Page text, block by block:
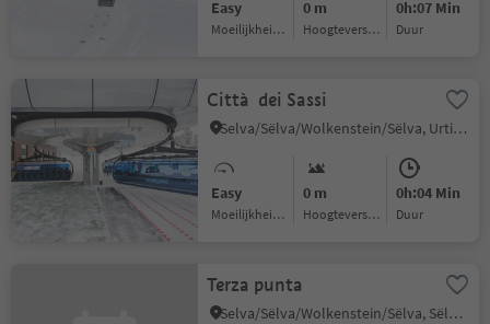
Easy
Moeilijkheidsgraad
0 m
Hoogteverschil
0h:07 Min
Duur
Città dei Sassi
Selva/Sëlva/Wolkenstein/Sëlva, Urtijëi/Ortisei, Dolomites Region Val Gardena
Easy
Moeilijkheidsgraad
0 m
Hoogteverschil
0h:04 Min
Duur
Terza punta
Selva/Sëlva/Wolkenstein/Sëlva, Sëlva/Selva di Val Gardena, Dolomites Region Val Gardena